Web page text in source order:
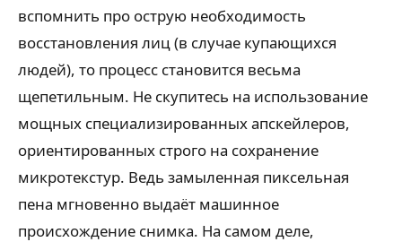
вспомнить про острую необходимость
восстановления лиц (в случае купающихся
людей), то процесс становится весьма
щепетильным. Не скупитесь на использование
мощных специализированных апскейлеров,
ориентированных строго на сохранение
микротекстур. Ведь замыленная пиксельная
пена мгновенно выдаёт машинное
происхождение снимка. На самом деле,